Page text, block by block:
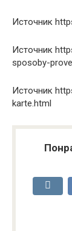
Источник
Источник
sposoby-
Источник
karte.html